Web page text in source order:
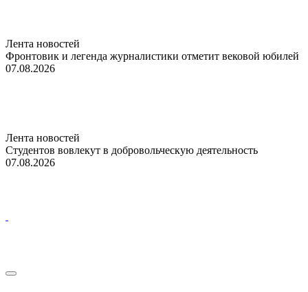
Лента новостей
Фронтовик и легенда журналистики отметит вековой юбилей
07.08.2026
Лента новостей
Студентов вовлекут в добровольческую деятельность
07.08.2026